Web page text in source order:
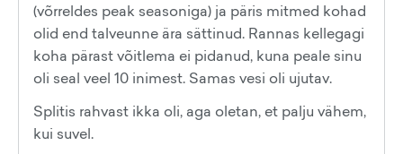
(võrreldes peak seasoniga) ja päris mitmed kohad
olid end talveunne ära sättinud. Rannas kellegagi
koha pärast võitlema ei pidanud, kuna peale sinu
oli seal veel 10 inimest. Samas vesi oli ujutav.
Splitis rahvast ikka oli, aga oletan, et palju vähem,
kui suvel.